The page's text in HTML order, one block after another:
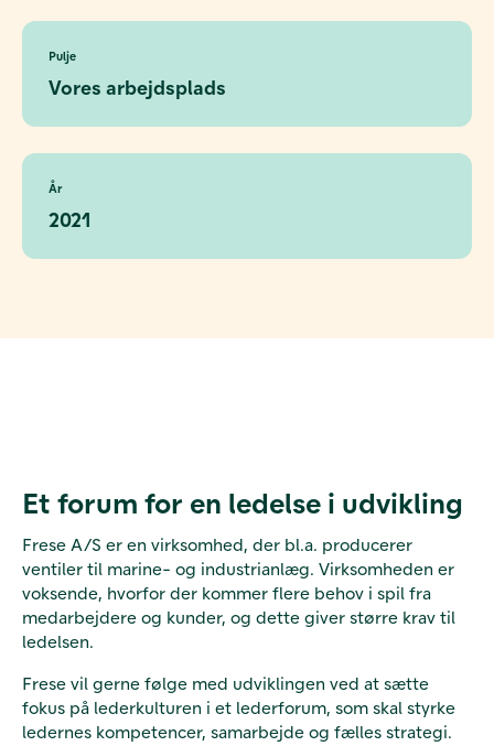
Pulje
Vores arbejdsplads
År
2021
Et forum for en ledelse i udvikling
Frese A/S er en virksomhed, der bl.a. producerer
ventiler til marine- og industrianlæg. Virksomheden er
voksende, hvorfor der kommer flere behov i spil fra
medarbejdere og kunder, og dette giver større krav til
ledelsen.
Frese vil gerne følge med udviklingen ved at sætte
fokus på lederkulturen i et lederforum, som skal styrke
ledernes kompetencer, samarbejde og fælles strategi.